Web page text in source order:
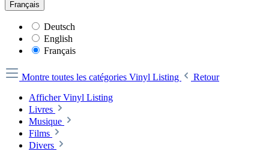
Français
Deutsch
English
Français
Montre toutes les catégories Vinyl Listing
Retour
Afficher Vinyl Listing
Livres
Musique
Films
Divers